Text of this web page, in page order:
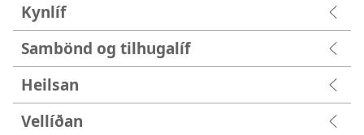
Kynlíf
Sambönd og tilhugalíf
Heilsan
Vellíðan